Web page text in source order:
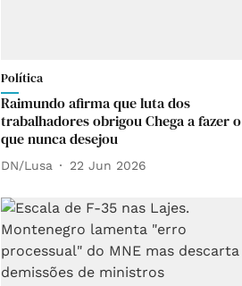
Política
Raimundo afirma que luta dos
trabalhadores obrigou Chega a fazer o
que nunca desejou
DN/Lusa 22 Jun 2026